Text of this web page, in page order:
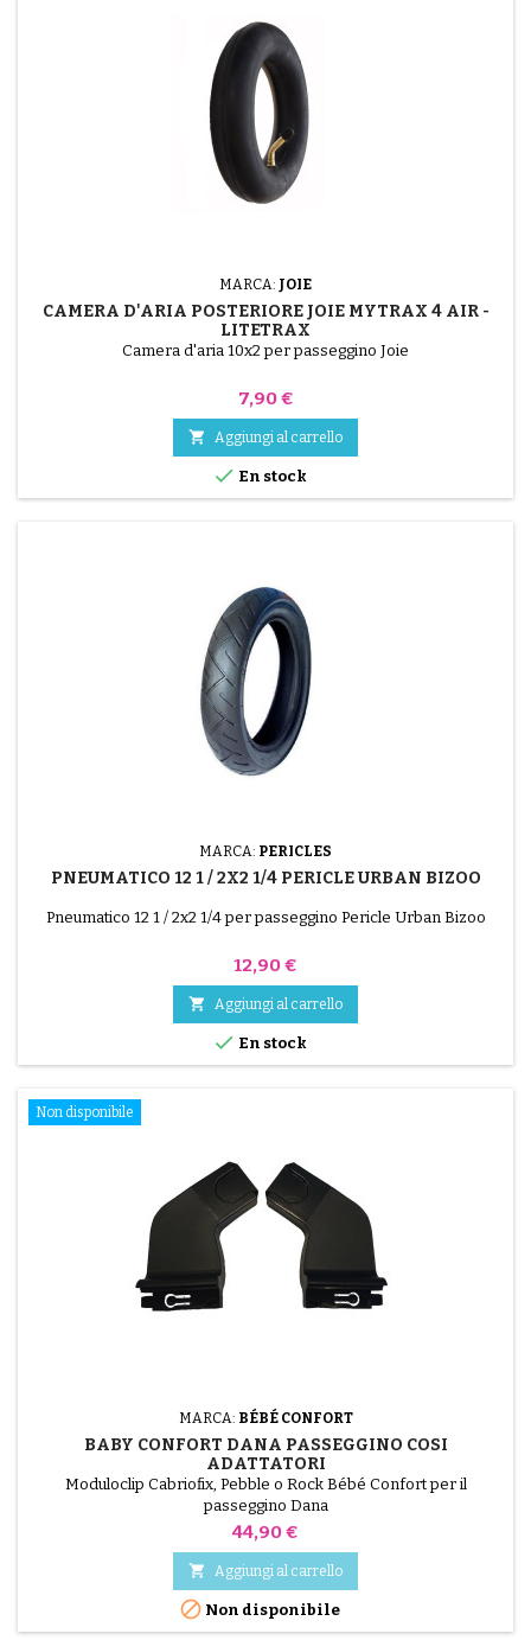
MARCA: JOIE
CAMERA D'ARIA POSTERIORE JOIE MYTRAX 4 AIR -
LITETRAX
Camera d'aria 10x2 per passeggino Joie
Prezzo
7,90 €
 Aggiungi al carrello
 En stock
MARCA: PERICLES
PNEUMATICO 12 1 / 2X2 1/4 PERICLE URBAN BIZOO
Pneumatico 12 1 / 2x2 1/4 per passeggino Pericle Urban Bizoo
Prezzo
12,90 €
 Aggiungi al carrello
 En stock
Non disponibile
MARCA: BÉBÉ CONFORT
BABY CONFORT DANA PASSEGGINO COSI
ADATTATORI
Moduloclip Cabriofix, Pebble o Rock Bébé Confort per il
passeggino Dana
Prezzo
44,90 €
 Aggiungi al carrello
 Non disponibile